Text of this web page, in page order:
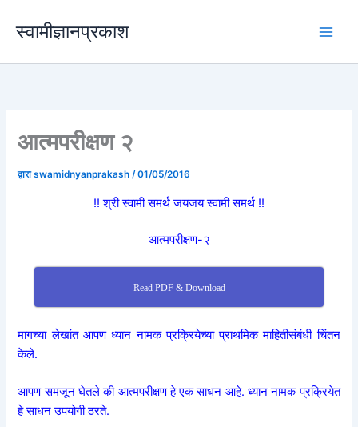
स्वामीज्ञानप्रकाश
आत्मपरीक्षण २
द्वारा swamidnyanprakash/01/05/2016
!! श्री स्वामी समर्थ जयजय स्वामी समर्थ !!
आत्मपरीक्षण-२
Read PDF & Download
मागच्या लेखांत आपण ध्यान नामक प्रक्रियेच्या प्राथमिक माहितीसंबंधी चिंतन
केले.
आपण समजून घेतले की आत्मपरीक्षण हे एक साधन आहे. ध्यान नामक प्रक्रियेत
हे साधन उपयोगी ठरते.